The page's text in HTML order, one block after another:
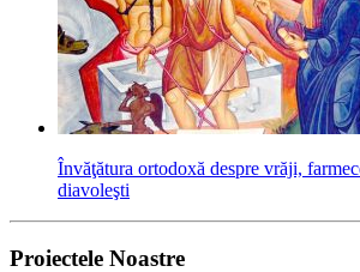
Învăţătura ortodoxă despre vrăji,
diavoleşti
Proiectele Noastre